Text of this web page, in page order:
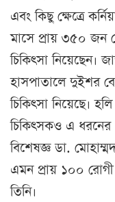
এবং কিছু ক্ষেত্রে
মাসে প্রায় ৩৫০ জন
চিকিৎসা নিয়েছেন।
হাসপাতালে দুইশর
চিকিৎসা নিয়েছে।
চিকিৎসকও এ ধরনের
বিশেষজ্ঞ ডা.
এমন প্রায় ১০০ রোগী
তিনি।